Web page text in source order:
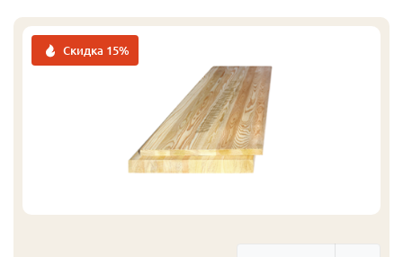
Скидка 15%